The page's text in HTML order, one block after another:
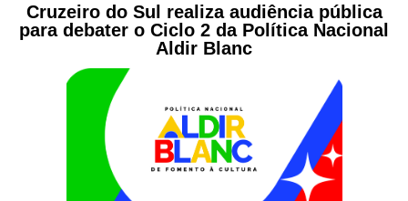
Cruzeiro do Sul realiza audiência pública
para debater o Ciclo 2 da Política Nacional
Aldir Blanc